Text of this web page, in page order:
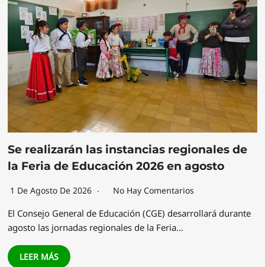
Se realizarán las instancias regionales de
la Feria de Educación 2026 en agosto
1 De Agosto De 2026 No Hay Comentarios
El Consejo General de Educación (CGE) desarrollará durante
agosto las jornadas regionales de la Feria…
LEER MÁS